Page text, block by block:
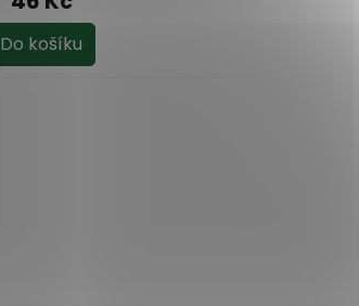
Do košíku